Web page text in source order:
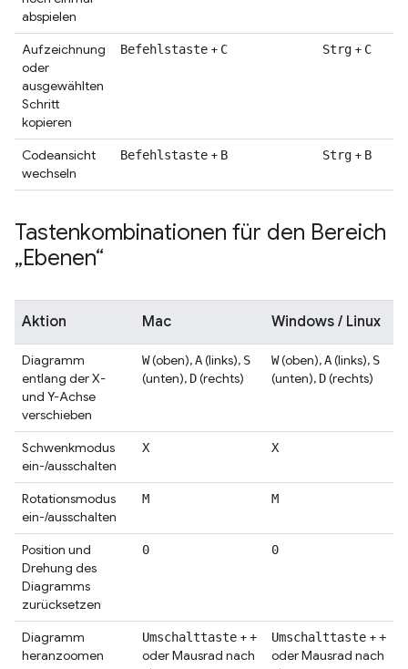
abspielen
Aufzeichnung
oder
ausgewählten
Schritt
kopieren
Befehlstaste + C Strg + C
Codeansicht
wechseln
Befehlstaste + B Strg + B
Tastenkombinationen für den Bereich
„Ebenen“
Aktion Mac Windows / Linux
Diagramm
entlang der X-
und Y-Achse
verschieben
W(oben),A(links), S
(unten), D(rechts)
W(oben),A(links), S
(unten), D(rechts)
Schwenkmodus
ein-/ausschalten
X X
Rotationsmodus
ein-/ausschalten
M M
Position und
Drehung des
Diagramms
zurücksetzen
0 0
Diagramm
heranzoomen
Umschalttaste ++
oder Mausrad nach
Umschalttaste ++
oder Mausrad nach